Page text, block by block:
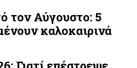
τον Αύγουστο: 5
καλοκαιρινά